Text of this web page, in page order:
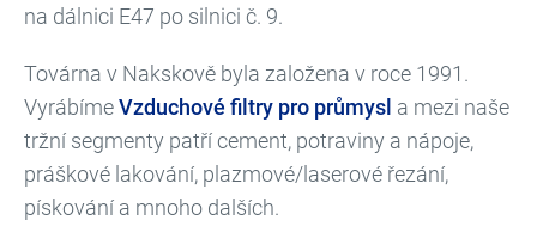
na dálnici E47 po silnici č. 9.
Továrna v Nakskově byla založena v roce 1991.
VyrábímeVzduchové filtry pro průmysl a mezi naše
tržní segmenty patří cement, potraviny a nápoje,
práškové lakování, plazmové/laserové řezání,
pískování a mnoho dalších.